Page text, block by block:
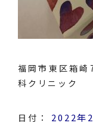
福岡市東区箱
科クリニック
日付： 2022年